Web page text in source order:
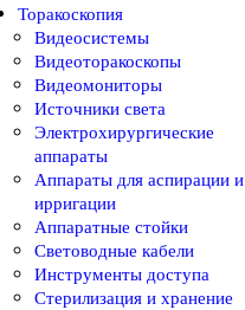
Торакоскопия
Видеосистемы
Видеоторакоскопы
Видеомониторы
Источники света
Электрохирургические
аппараты
Аппараты для аспирации и
ирригации
Аппаратные стойки
Световодные кабели
Инструменты доступа
Стерилизация и хранение